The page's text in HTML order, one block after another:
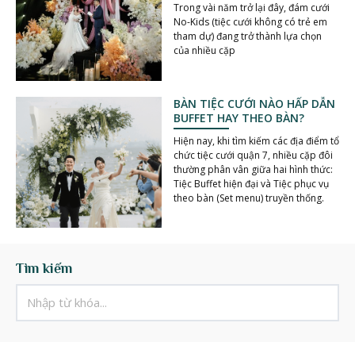
Trong vài năm trở lại đây, đám cưới
No-Kids (tiệc cưới không có trẻ em
tham dự) đang trở thành lựa chọn
của nhiều cặp
BÀN TIỆC CƯỚI NÀO HẤP DẪN
BUFFET HAY THEO BÀN?
Hiện nay, khi tìm kiếm các địa điểm tổ
chức tiệc cưới quận 7, nhiều cặp đôi
thường phân vân giữa hai hình thức:
Tiệc Buffet hiện đại và Tiệc phục vụ
theo bàn (Set menu) truyền thống.
Tìm kiếm